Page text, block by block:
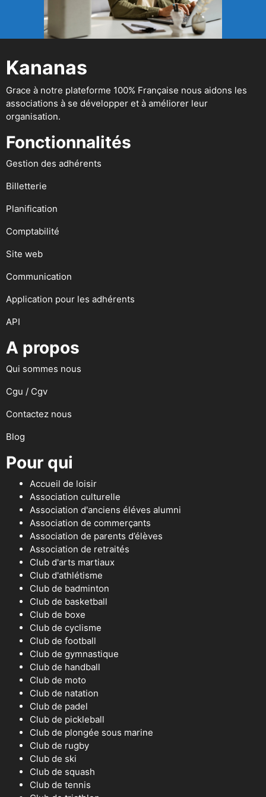
Kananas
Grace à notre plateforme 100% Française nous aidons les
associations à se développer et à améliorer leur
organisation.
Fonctionnalités
Gestion des adhérents
Billetterie
Planification
Comptabilité
Site web
Communication
Application pour les adhérents
API
A propos
Qui sommes nous
Cgu / Cgv
Contactez nous
Blog
Pour qui
Accueil de loisir
Association culturelle
Association d'anciens éléves alumni
Association de commerçants
Association de parents d’élèves
Association de retraités
Club d'arts martiaux
Club d'athlétisme
Club de badminton
Club de basketball
Club de boxe
Club de cyclisme
Club de football
Club de gymnastique
Club de handball
Club de moto
Club de natation
Club de padel
Club de pickleball
Club de plongée sous marine
Club de rugby
Club de ski
Club de squash
Club de tennis